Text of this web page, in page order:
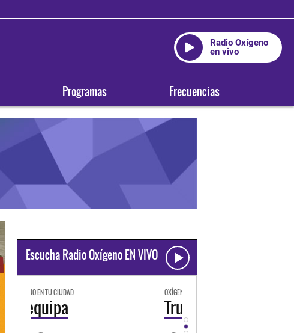
Radio Oxígeno
en vivo
Programas Frecuencias
Escucha Radio Oxígeno EN VIVO
OXÍGENO EN TU CIUDAD
Trujillo